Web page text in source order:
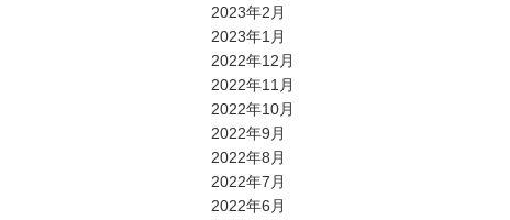
2023年2月
2023年1月
2022年12月
2022年11月
2022年10月
2022年9月
2022年8月
2022年7月
2022年6月